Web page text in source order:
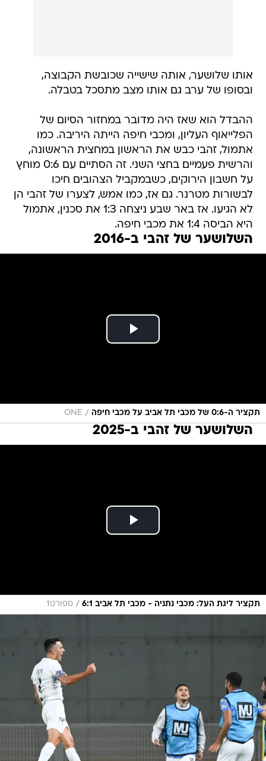
אותו שלושער, אותה שישייה שכובשת הקבוצה,
ובסופו של ערב גם אותו מצב מתסכל בטבלה.
ההבדל הוא שאז היה מדובר במחזור הסיום של
הפלייאוף העליון, ומכבי חיפה הייתה היריבה. כמו
אתמול, זהבי כבש את הראשון במחצית הראשונה,
והרשית פעמיים בחצי השני. זה הסתיים עם 0:6 מוחץ
על חשבון הירוקים, כשבמקביל הצהובים חיכו
לבשורות מטרנר. גם אז, כמו אמש, לצערו של זהבי הן
לא הגיעו. אז באר שבע ניצחה 1:3 את סכנין, אתמול
היא הביסה 1:4 את מכבי חיפה.
השלושער של זהבי ב-2016
תקציר ה-0:6 של מכבי תל אביב על מכבי חיפה /
ONE
השלושער של זהבי ב-2025
תקציר ליגת העל: מכבי נתניה - מכבי תל אביב 6:1 / ספורט1